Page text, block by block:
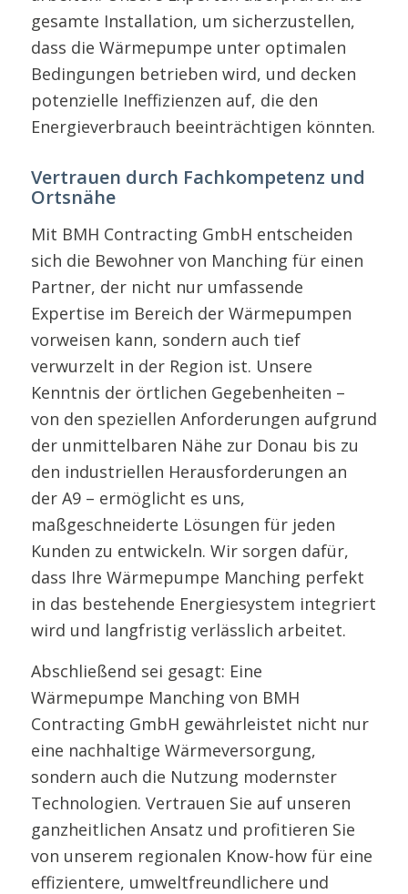
gesamte Installation, um sicherzustellen,
dass die Wärmepumpe unter optimalen
Bedingungen betrieben wird, und decken
potenzielle Ineffizienzen auf, die den
Energieverbrauch beeinträchtigen könnten.
Vertrauen durch Fachkompetenz und
Ortsnähe
Mit BMH Contracting GmbH entscheiden
sich die Bewohner von Manching für einen
Partner, der nicht nur umfassende
Expertise im Bereich der Wärmepumpen
vorweisen kann, sondern auch tief
verwurzelt in der Region ist. Unsere
Kenntnis der örtlichen Gegebenheiten –
von den speziellen Anforderungen aufgrund
der unmittelbaren Nähe zur Donau bis zu
den industriellen Herausforderungen an
der A9 – ermöglicht es uns,
maßgeschneiderte Lösungen für jeden
Kunden zu entwickeln. Wir sorgen dafür,
dass Ihre Wärmepumpe Manching perfekt
in das bestehende Energiesystem integriert
wird und langfristig verlässlich arbeitet.
Abschließend sei gesagt: Eine
Wärmepumpe Manching von BMH
Contracting GmbH gewährleistet nicht nur
eine nachhaltige Wärmeversorgung,
sondern auch die Nutzung modernster
Technologien. Vertrauen Sie auf unseren
ganzheitlichen Ansatz und profitieren Sie
von unserem regionalen Know-how für eine
effizientere, umweltfreundlichere und